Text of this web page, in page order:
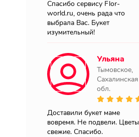
Спасибо сервису Flor-
world.ru, очень рада что
выбрала Вас. Букет
изумительный!
Ульяна
Тымовское,
Сахалинская
обл.
Доставили букет маме
вовремя. Не подвели. Цветы
свежие. Спасибо.